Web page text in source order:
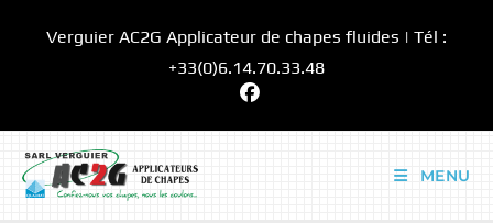
Verguier AC2G Applicateur de chapes fluides | Tél :
+33(0)6.14.70.33.48
MENU